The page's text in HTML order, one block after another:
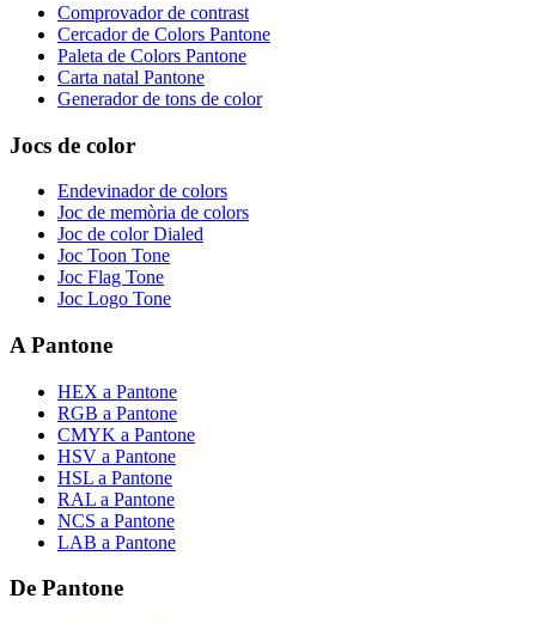
Comprovador de contrast
Cercador de Colors Pantone
Paleta de Colors Pantone
Carta natal Pantone
Generador de tons de color
Jocs de color
Endevinador de colors
Joc de memòria de colors
Joc de color Dialed
Joc Toon Tone
Joc Flag Tone
Joc Logo Tone
A Pantone
HEX a Pantone
RGB a Pantone
CMYK a Pantone
HSV a Pantone
HSL a Pantone
RAL a Pantone
NCS a Pantone
LAB a Pantone
De Pantone